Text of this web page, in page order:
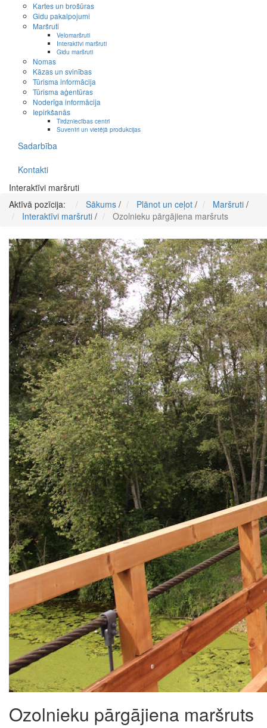
Kartes un brošūras
Gidu pakalpojumi
Maršruti
Velomaršruti
Interaktīvi maršruti
Gidu maršruti
Nomas
Kāzas un svinības
Tūrisma informācija
Tūrisma aģentūras
Noderīga informācija
Iepirkšanās
Tirdzniecības centri
Suvenīri un vietējā produkcijas
Sadarbība
Kontakti
Interaktīvi maršruti
Aktīvā pozīcija:
Sākums / Plānot un ceļot / Maršruti /
Interaktīvi maršruti / Ozolnieku pārgājiena maršruts
Ozolnieku pārgājiena maršruts